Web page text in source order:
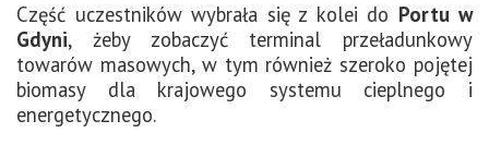
Część uczestników wybrała się z kolei do Portu w
Gdyni, żeby zobaczyć terminal przeładunkowy
towarów masowych, w tym również szeroko pojętej
biomasy dla krajowego systemu cieplnego i
energetycznego.